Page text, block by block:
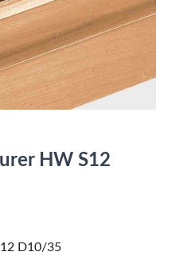
HW S12
D10/35